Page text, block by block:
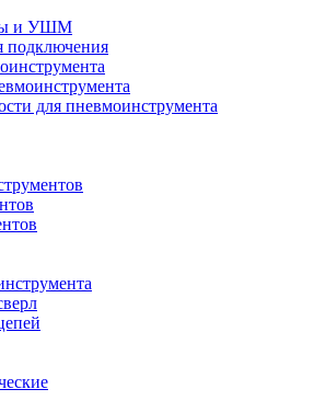
и УШМ
подключения
для пневмоинструмента